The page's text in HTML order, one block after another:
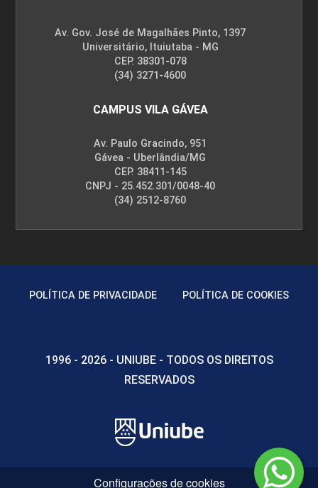
Av. Gov. José de Magalhães Pinto, 1397
Universitário, Ituiutaba - MG
CEP. 38301-078
(34) 3271-4600
CAMPUS VILA GÁVEA
Av. Paulo Gracindo, 951
Gávea - Uberlândia/MG
CEP. 38411-145
CNPJ - 25.452.301/0048-40
(34) 2512-8760
POLÍTICA DE PRIVACIDADE POLÍTICA DE COOKIES
1996 - 2026 - UNIUBE - TODOS OS DIREITOS
RESERVADOS
Configurações de cookies